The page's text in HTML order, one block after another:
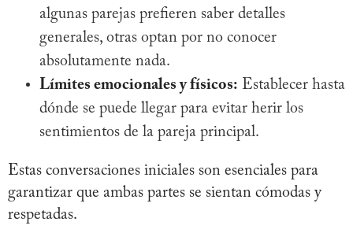
algunas parejas prefieren saber detalles
generales, otras optan por no conocer
absolutamente nada.
Límites emocionales y físicos: Establecer hasta
dónde se puede llegar para evitar herir los
sentimientos de la pareja principal.
Estas conversaciones iniciales son esenciales para
garantizar que ambas partes se sientan cómodas y
respetadas.